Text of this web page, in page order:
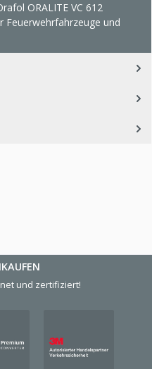
ORALITE VC 612
Feuerwehrfahrzeuge und
und zertifiziert!